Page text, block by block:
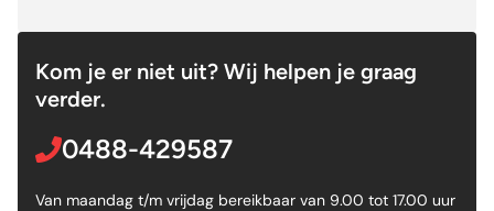
Kom je er niet uit? Wij helpen je graag
verder.
0488-429587
Van maandag t/m vrijdag bereikbaar van 9.00 tot 17.00 uur